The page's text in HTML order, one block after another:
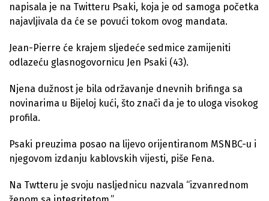
napisala je na Twitteru Psaki, koja je od samoga početka
najavljivala da će se povući tokom ovog mandata.
Jean-Pierre će krajem sljedeće sedmice zamijeniti
odlazeću glasnogovornicu Jen Psaki (43).
Njena dužnost je bila održavanje dnevnih brifinga sa
novinarima u Bijeloj kući, što znači da je to uloga visokog
profila.
Psaki preuzima posao na lijevo orijentiranom MSNBC-u i
njegovom izdanju kablovskih vijesti, piše Fena.
Na Twtteru je svoju nasljednicu nazvala “izvanrednom